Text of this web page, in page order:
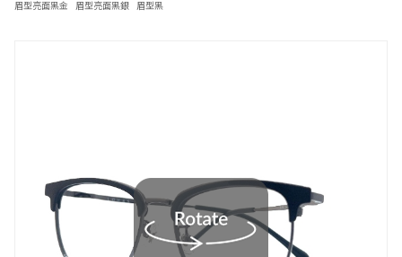
眉型亮面黑金 眉型亮面黑銀 眉型黑